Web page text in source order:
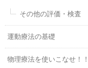
その他の評価・検査
運動療法の基礎
物理療法を使いこなせ！！